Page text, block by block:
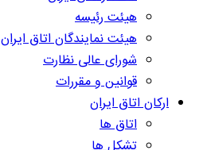
هیئت رئیسه
هیئت نمایندگان اتاق ایران
شورای عالی نظارت
قوانین و مقررات
ارکان اتاق ایران
اتاق ها